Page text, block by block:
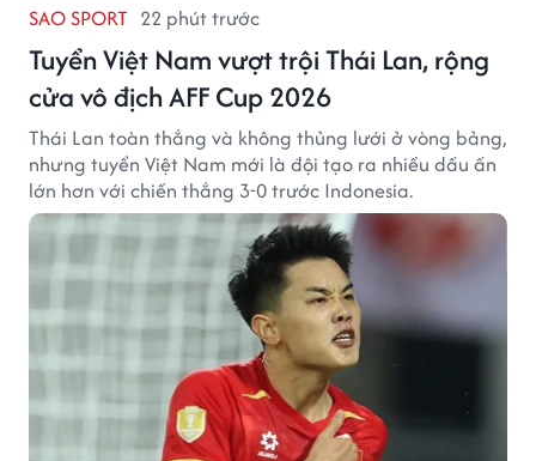
SAO SPORT 22 phút trước
Tuyển Việt Nam vượt trội Thái Lan, rộng
cửa vô địch AFF Cup 2026
Thái Lan toàn thắng và không thủng lưới ở vòng bảng,
nhưng tuyển Việt Nam mới là đội tạo ra nhiều dấu ấn
lớn hơn với chiến thắng 3-0 trước Indonesia.